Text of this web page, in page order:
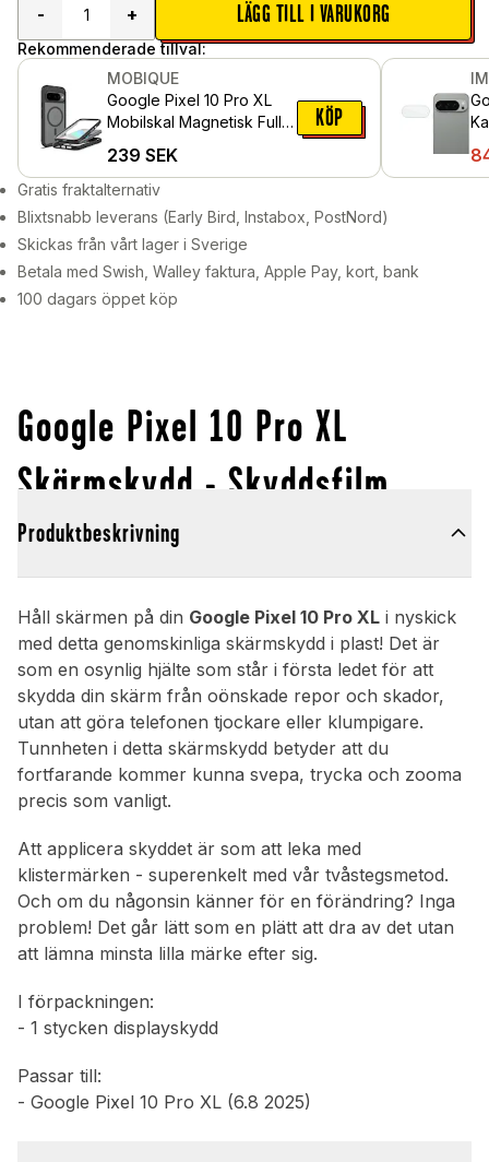
-
+ LÄGG TILL I VARUKORG
Rekommenderade tillval:
MOBIQUE
Google Pixel 10 Pro XL
Mobilskal Magnetisk Full
Svart/transparent
239 SEK
KÖP
Gratis fraktalternativ
Blixtsnabb leverans (Early Bird, Instabox, PostNord)
Skickas från vårt lager i Sverige
Betala med Swish, Walley faktura, Apple Pay, kort, bank
100 dagars öppet köp
Google Pixel 10 Pro XL
Skärmskydd - Skyddsfilm
Produktbeskrivning
Håll skärmen på din Google Pixel 10 Pro XL i nyskick
med detta genomskinliga skärmskydd i plast! Det är
som en osynlig hjälte som står i första ledet för att
skydda din skärm från oönskade repor och skador,
utan att göra telefonen tjockare eller klumpigare.
Tunnheten i detta skärmskydd betyder att du
fortfarande kommer kunna svepa, trycka och zooma
precis som vanligt.
Att applicera skyddet är som att leka med
klistermärken - superenkelt med vår tvåstegsmetod.
Och om du någonsin känner för en förändring? Inga
problem! Det går lätt som en plätt att dra av det utan
att lämna minsta lilla märke efter sig.
I förpackningen:
- 1 stycken displayskydd
Passar till:
- Google Pixel 10 Pro XL (6.8 2025)